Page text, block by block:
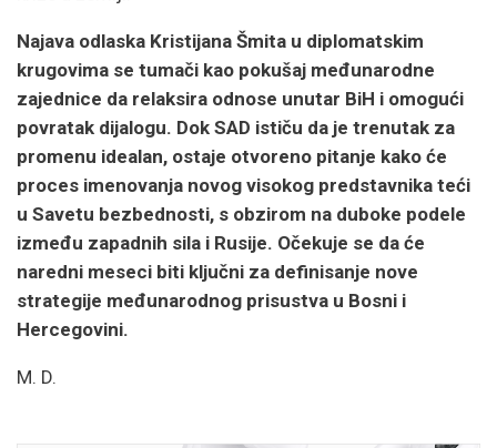
Najava odlaska Kristijana Šmita u diplomatskim
krugovima se tumači kao pokušaj međunarodne
zajednice da relaksira odnose unutar BiH i omogući
povratak dijalogu. Dok SAD ističu da je trenutak za
promenu idealan, ostaje otvoreno pitanje kako će
proces imenovanja novog visokog predstavnika teći
u Savetu bezbednosti, s obzirom na duboke podele
između zapadnih sila i Rusije. Očekuje se da će
naredni meseci biti ključni za definisanje nove
strategije međunarodnog prisustva u Bosni i
Hercegovini.
M. D.